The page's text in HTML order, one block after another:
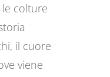
colture
il cuore
viene